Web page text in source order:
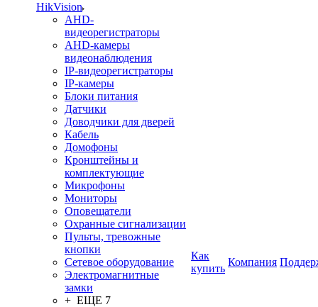
HikVision
AHD-
видеорегистраторы
AHD-камеры
видеонаблюдения
IP-видеорегистраторы
IP-камеры
Блоки питания
Датчики
Доводчики для дверей
Кабель
Домофоны
Кронштейны и
комплектующие
Микрофоны
Мониторы
Оповещатели
Охранные сигнализации
Пульты, тревожные
кнопки
Сетевое оборудование
Электромагнитные
замки
+ ЕЩЕ 7
Как
купить
Компания